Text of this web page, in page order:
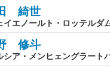
綺世
イエノールト・ロッテルダ
修斗
シア・メンヒェングラート